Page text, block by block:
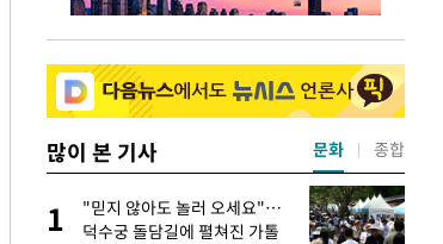
많이 본 기사
1
"믿지 않아도 놀러 오세요"…
덕수궁 돌담길에 펼쳐진 가톨
문화 종합